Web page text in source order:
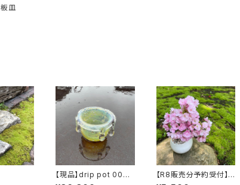
皿
【現品】drip pot 003
【R8販売分予約受付】